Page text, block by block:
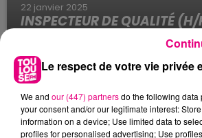
22 janvier 2025
INSPECTEUR DE QUALITÉ
Adecco Recrute pour Airbus
de qualité (H/F) sur Colomiers (31)
Le respect de votre vie privée
We and our (447) partnersdo the following data
your consent and/or our legitimate interest:
information on a device; Use limited data to
profiles for personalised advertising; Use